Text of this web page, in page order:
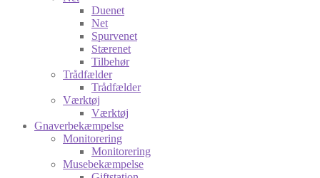
Duenet
Net
Spurvenet
Stærenet
Tilbehør
Trådfælder
Trådfælder
Værktøj
Værktøj
Gnaverbekæmpelse
Monitorering
Monitorering
Musebekæmpelse